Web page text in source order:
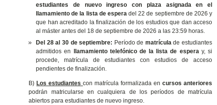
estudiantes de nuevo ingreso con plaza asignada en el
llamamiento de la lista de esperadel 22 de septiembre de 2026 y
que han acreditado la finalización de los estudios que dan acceso
al máster antes del 18 de septiembre de 2026 a las 23:59 horas.
Del 28 al 30 de septiembre: Período de matrículade estudiantes
admitidos en llamamiento telefónico de la lista de espera y, si
procede, matrícula de estudiantes con estudios de acceso
pendientes de finalización.
B)Los estudiantescon matrícula formalizada encursos anteriores
podrán matricularse en cualquiera de los períodos de matrícula
abiertos para estudiantes de nuevo ingreso.